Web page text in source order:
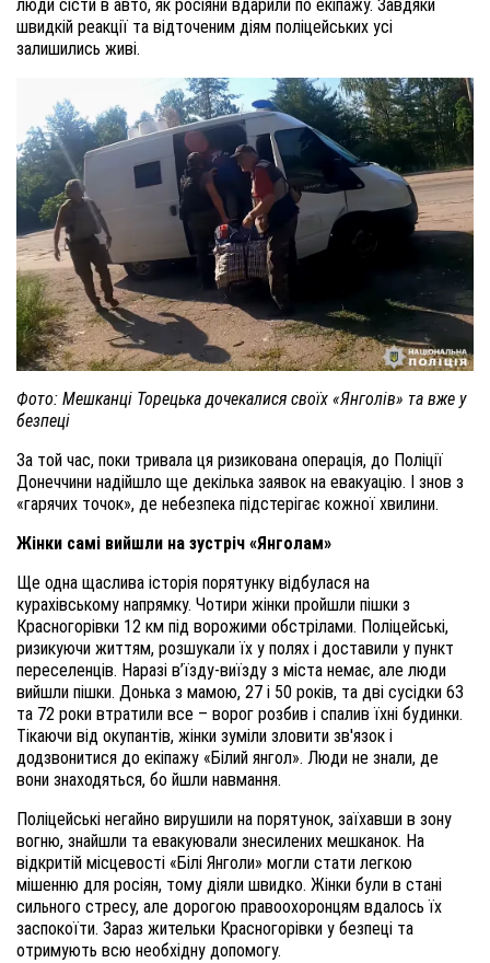
люди сісти в авто, як росіяни вдарили по екіпажу. Завдяки
швидкій реакції та відточеним діям поліцейських усі
залишились живі.
Фото: Мешканці Торецька дочекалися своїх «Янголів» та вже у
безпеці
За той час, поки тривала ця ризикована операція, до Поліції
Донеччини надійшло ще декілька заявок на евакуацію. І знов з
«гарячих точок», де небезпека підстерігає кожної хвилини.
Жінки самі вийшли на зустріч «Янголам»
Ще одна щаслива історія порятунку відбулася на
курахівському напрямку. Чотири жінки пройшли пішки з
Красногорівки 12 км під ворожими обстрілами. Поліцейські,
ризикуючи життям, розшукали їх у полях і доставили у пункт
переселенців. Наразі в’їзду-виїзду з міста немає, але люди
вийшли пішки. Донька з мамою, 27 і 50 років, та дві сусідки 63
та 72 роки втратили все – ворог розбив і спалив їхні будинки.
Тікаючи від окупантів, жінки зуміли зловити зв'язок і
додзвонитися до екіпажу «Білий янгол». Люди не знали, де
вони знаходяться, бо йшли навмання.
Поліцейські негайно вирушили на порятунок, заїхавши в зону
вогню, знайшли та евакуювали знесилених мешканок. На
відкритій місцевості «Білі Янголи» могли стати легкою
мішенню для росіян, тому діяли швидко. Жінки були в стані
сильного стресу, але дорогою правоохоронцям вдалось їх
заспокоїти. Зараз жительки Красногорівки у безпеці та
отримують всю необхідну допомогу.